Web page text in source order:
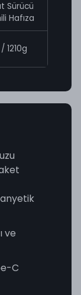
Sürücü
Hafıza
1210g
ve
C